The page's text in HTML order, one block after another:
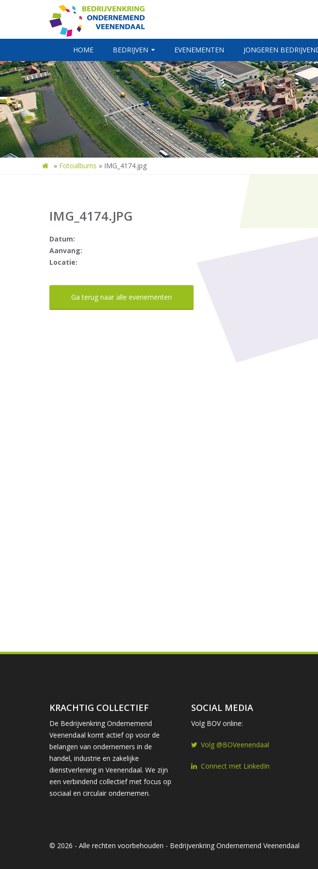
HOME BEDRIJVEN EVENEMENTEN JONGEREN
» Fotoalbums » IMG_4174.jpg
IMG_4174.JPG
Datum:
Aanvang:
Locatie:
Ga terug naar alle evenementen
KRACHTIG COLLECTIEF
De Bedrijvenkring Ondernemend
Veenendaal komt actief op voor de
belangen van ondernemers in de
handel, industrie en zakelijke
dienstverlening in Veenendaal. We zijn
een verbindend collectief met focus op
sociaal en circulair ondernemen.
SOCIAL MEDIA
Volg BOV online:
Volg @BOVeenendaal
Connect met LinkedIn
© 2026 - Alle rechten voorbehouden - Bedrijvenkring Ondernemend Veenendaal